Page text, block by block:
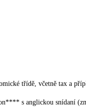
třídě, včetně tax a
s anglickou snídaní